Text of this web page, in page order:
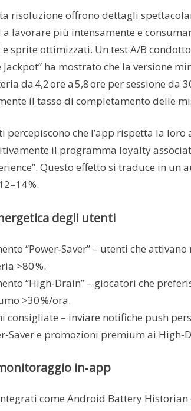
risoluzione offrono dettagli
a lavorare più intensamente e
sprite ottimizzati. Un test A/B
Jackpot” ha mostrato che la versione
da 4,2 ore a 5,8 ore per sessione da
il tasso di completamento delle
percepiscono che l’app rispetta la
il programma loyalty
Questo effetto si traduce in
%.
degli utenti
“Power‑Saver” – utenti che
>80 %.
“High‑Drain” – giocatori che
>30 %/ora.
consigliate – inviare notifiche push
e promozioni premium ai
in‑app
come Android Battery